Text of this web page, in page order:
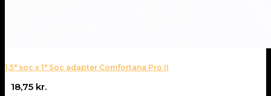
1,5″ soc x 1″ Soc adapter Comfortana Pro II
18,75 kr.